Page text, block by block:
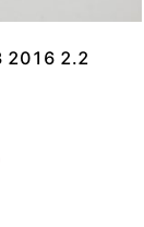
2016 2.2